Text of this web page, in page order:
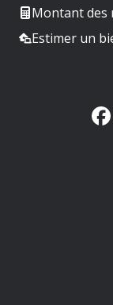
Montant des
Estimer un